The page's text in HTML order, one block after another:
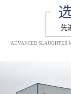
先
ADVANCED SLAUGHTER